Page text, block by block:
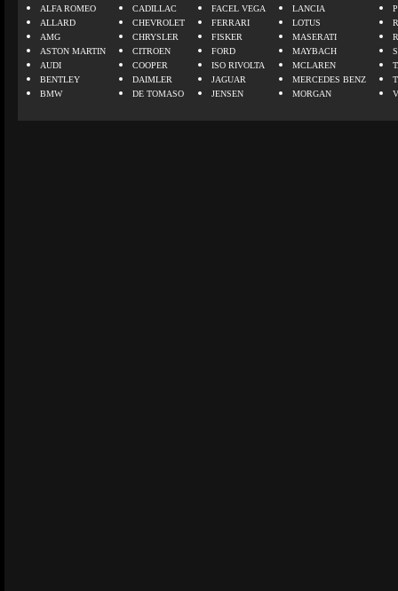
ALFA ROMEO
ALLARD
AMG
ASTON MARTIN
AUDI
BENTLEY
BMW
CADILLAC
CHEVROLET
CHRYSLER
CITROEN
COOPER
DAIMLER
DE TOMASO
FACEL VEGA
FERRARI
FISKER
FORD
ISO RIVOLTA
JAGUAR
JENSEN
LANCIA
LOTUS
MASERATI
MAYBACH
MCLAREN
MERCEDES BENZ
MORGAN